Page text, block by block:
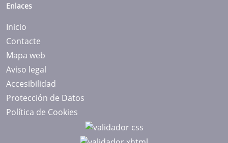
Enlaces
Inicio
Contacte
Mapa web
Aviso legal
Accesibilidad
Protección de Datos
Política de Cookies